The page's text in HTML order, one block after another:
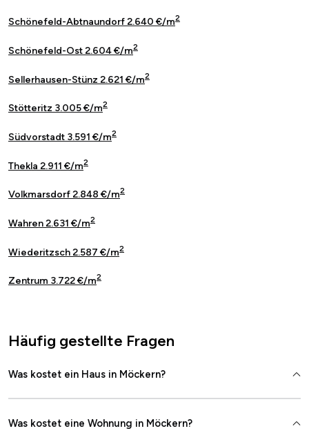
Schönefeld-Abtnaundorf 2.640 €/m2
Schönefeld-Ost 2.604 €/m2
Sellerhausen-Stünz 2.621 €/m2
Stötteritz 3.005 €/m2
Südvorstadt 3.591 €/m2
Thekla 2.911 €/m2
Volkmarsdorf 2.848 €/m2
Wahren 2.631 €/m2
Wiederitzsch 2.587 €/m2
Zentrum 3.722 €/m2
Häufig gestellte Fragen
Was kostet ein Haus in Möckern?
Was kostet eine Wohnung in Möckern?